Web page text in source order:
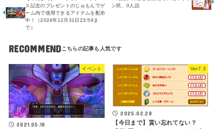
ス記念のプレゼントのじゅもんでゲ
ーム内で使用できるアイテムを配布
中！（2024年12月31日23:59ま
で）
ン民、0人説
RECOMMEND
イベント
2021.05.18
Ver7.3
2025.02.28
【今日まで】貰い忘れてない？